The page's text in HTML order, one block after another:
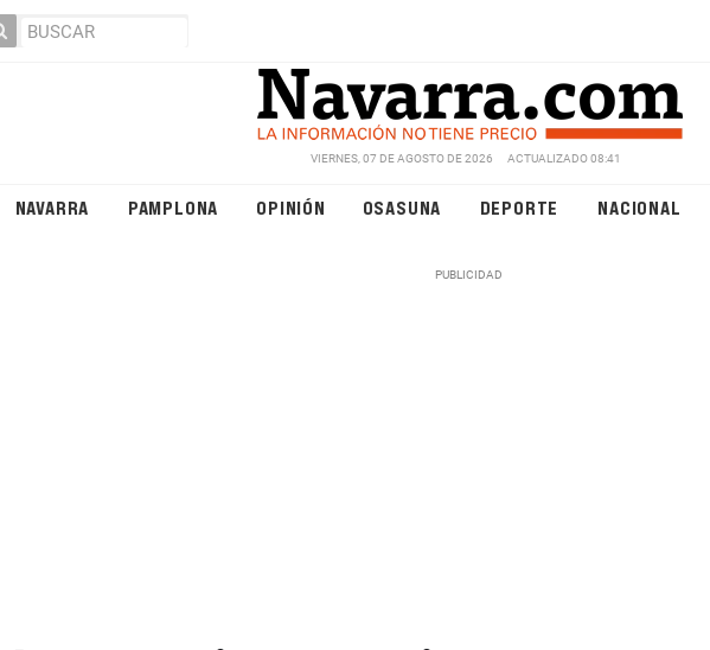
VIERNES, 07 DE AGOSTO DE 2026 ACTUALIZADO 08:41
NAVARRA PAMPLONA OPINIÓN OSASUNA DEPORTE NACIONAL